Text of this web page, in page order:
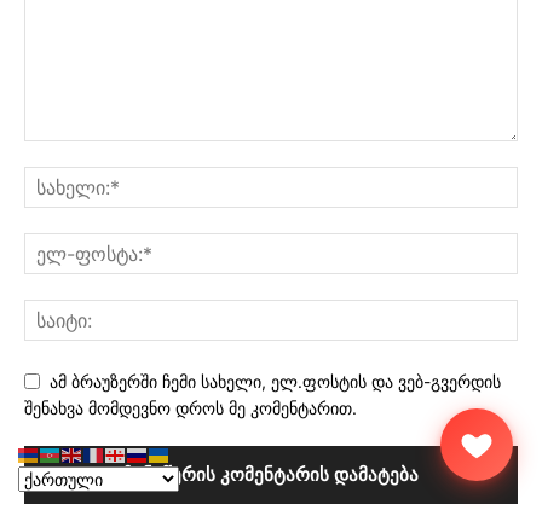
ამ ბრაუზერში ჩემი სახელი, ელ.ფოსტის და ვებ-გვერდის
შენახვა მომდევნო დროს მე კომენტარით.